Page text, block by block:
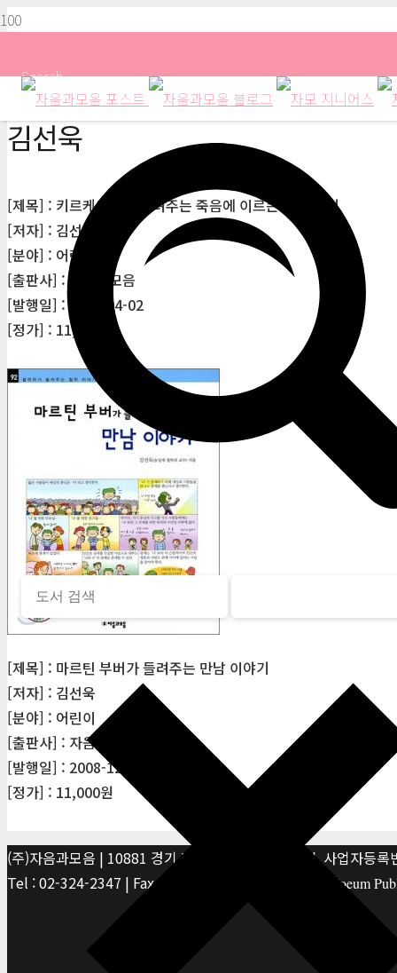
Search
김선욱
[제목] : 키르케고르가 들려주는 죽음에 이르는 병 이야기
[저자] : 김선욱
[분야] : 어린이
[출판사] : 자음과모음
[발행일] : 2007-04-02
[정가] : 11,000원
[제목] : 마르틴 부버가 들려주는 만남 이야기
[저자] : 김선욱
[분야] : 어린이
[출판사] : 자음과모음
[발행일] : 2008-12-13
[정가] : 11,000원
(주)자음과모음 | 10881 경기 파주시 서패동 469-1 | 사업자등
Tel : 02-324-2347 | Fax : 02-6959-8459 |
© Jaeum&Moeum